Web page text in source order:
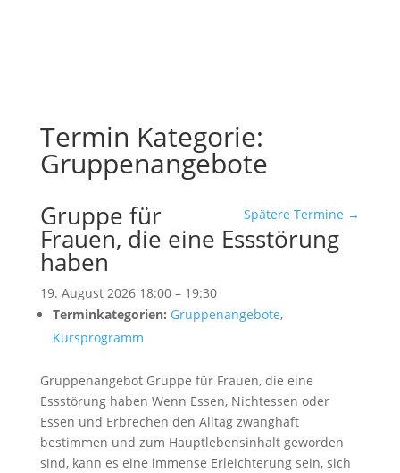
Termin Kategorie:
Gruppenangebote
Spätere Termine →
Gruppe für
Frauen, die eine Essstörung
haben
19. August 2026 18:00– 19:30
Terminkategorien: Gruppenangebote,
Kursprogramm
Gruppenangebot Gruppe für Frauen, die eine
Essstörung haben Wenn Essen, Nichtessen oder
Essen und Erbrechen den Alltag zwanghaft
bestimmen und zum Hauptlebensinhalt geworden
sind, kann es eine immense Erleichterung sein, sich